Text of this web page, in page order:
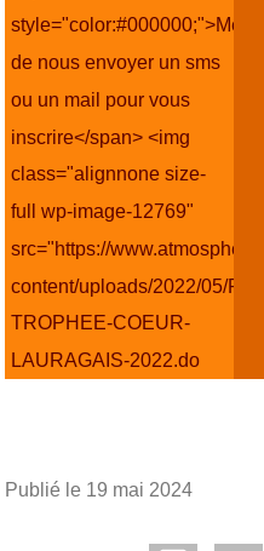
style="color:#000000;">Merci
de nous envoyer un sms
ou un mail pour vous
inscrire</span> <img
class="alignnone size-
full wp-image-12769"
src="https://
content/uploads/2022/05/
TROPHEE-COEUR-
LAURAGAIS-2022.do
Publié le 19 mai 2024